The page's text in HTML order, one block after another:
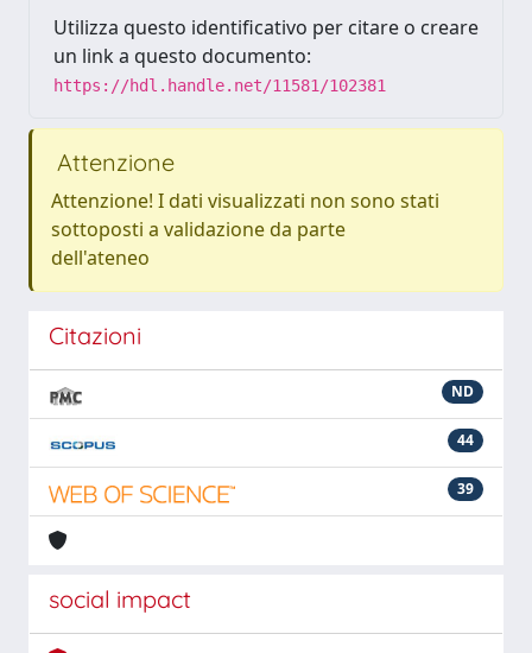
Utilizza questo identificativo per citare o creare
un link a questo documento:
https://hdl.handle.net/11581/102381
Attenzione
Attenzione! I dati visualizzati non sono stati
sottoposti a validazione da parte
dell'ateneo
Citazioni
ND
44
39
social impact